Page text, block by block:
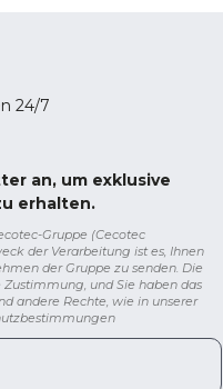
24/7
an, um exklusive
erhalten.
Gruppe (Cecotec
der Verarbeitung ist es, Ihnen
der Gruppe zu senden. Die
und Sie haben das
andere Rechte, wie in unserer